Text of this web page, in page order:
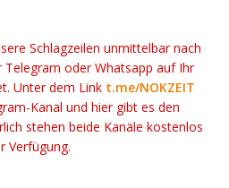
Schlagzeilen unmittelbar nach
Telegram oder Whatsapp auf Ihr
Unter dem Link t.me/NOKZEIT
Kanal und hier gibt es den
stehen beide Kanäle kostenlos
Verfügung.